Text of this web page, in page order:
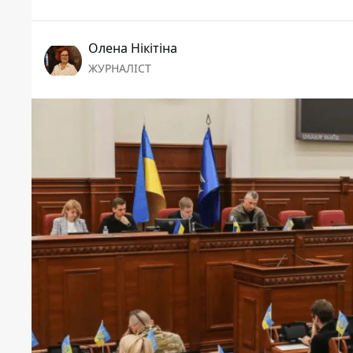
Олена Нікітіна
ЖУРНАЛІСТ